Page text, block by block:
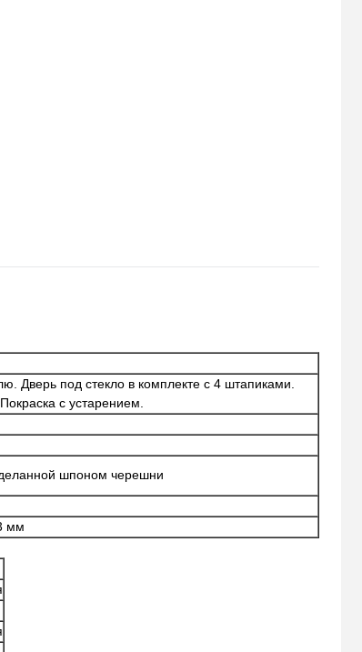
Дверь под стекло в комплекте с 4 штапиками.
с устарением.
шпоном черешни
мм